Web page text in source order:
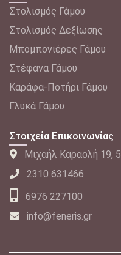
Στολισμός Γάμου
Στολισμός Δεξίωσης
Μπομπονιέρες Γάμου
Στέφανα Γάμου
Καράφα-Ποτήρι Γάμου
Γλυκά Γάμου
Στοιχεία Επικοινωνίας
Μιχαήλ Καραολή 19,
2310 631466
6976 227100
info@feneris.gr